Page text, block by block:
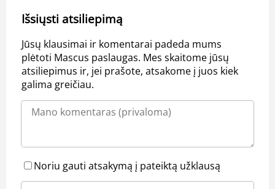
Išsiųsti atsiliepimą
Jūsų klausimai ir komentarai padeda mums
plėtoti Mascus paslaugas. Mes skaitome jūsų
atsiliepimus ir, jei prašote, atsakome į juos kiek
galima greičiau.
Noriu gauti atsakymą į pateiktą užklausą